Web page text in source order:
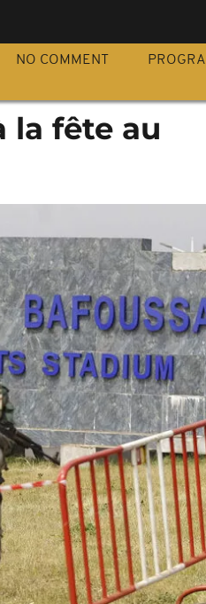
NO COMMENT
la fête au